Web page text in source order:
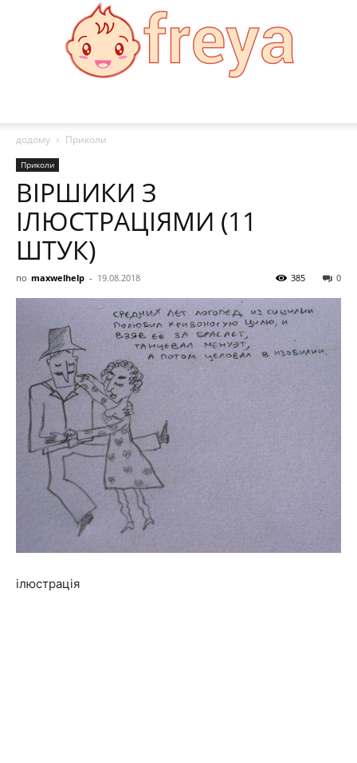
додому
Приколи
Приколи
ВІРШИКИ З
ІЛЮСТРАЦІЯМИ (11
ШТУК)
по maxwelhelp - 19.08.2018 0
385
ілюстрація